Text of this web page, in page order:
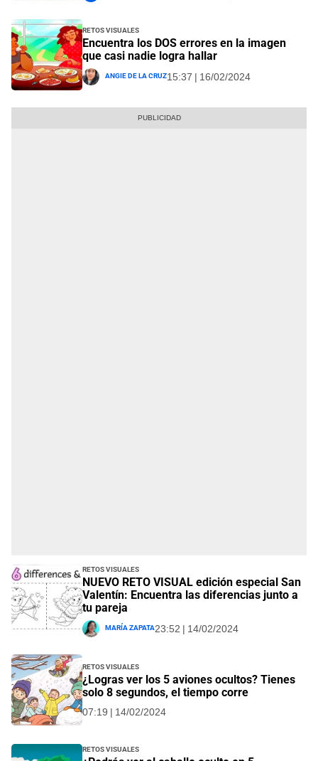
Retos visuales
Encuentra los DOS errores en la imagen
que casi nadie logra hallar
Angie De La Cruz15:37 | 16/02/2024
Retos visuales
NUEVO RETO VISUAL edición especial San
Valentín: Encuentra las diferencias junto a
tu pareja
María Zapata23:52 | 14/02/2024
Retos visuales
¿Logras ver los 5 aviones ocultos? Tienes
solo 8 segundos, el tiempo corre
07:19 | 14/02/2024
Retos visuales